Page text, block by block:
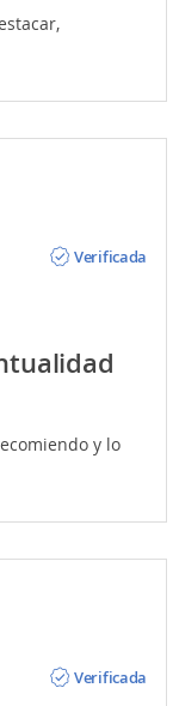
Verificada
y lo
Verificada